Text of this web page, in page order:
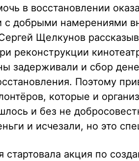
в восстановлении
с добрыми намерениями
Щелкунов
реконструкции
задерживали и сбор
Поэтому
которые и
и без не
и исчезали, но это
стартовала акция по